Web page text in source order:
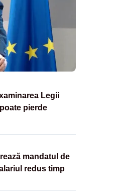
Legii
pierde
mandatul de
redus timp